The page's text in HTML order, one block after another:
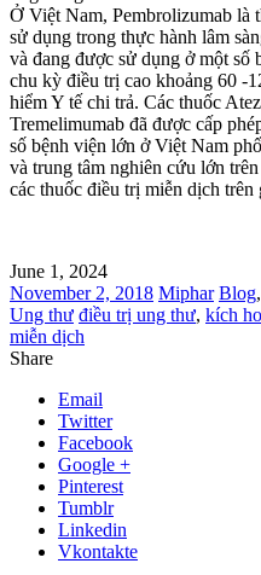
Ở Việt Nam, Pembrolizumab là
sử dụng trong thực hành lâm
và đang được sử dụng ở một
chu kỳ điều trị cao khoảng 60 -
hiểm Y tế chi trả. Các thuốc
Tremelimumab đã được cấp
số bệnh viện lớn ở Việt Nam
và trung tâm nghiên cứu lớn
các thuốc điều trị miễn dịch trên
June 1, 2024
November 2, 2018 Miphar Blog,
Ung thư điều trị ung thư, kích
miễn dịch
Share
Email
Twitter
Facebook
Google +
Pinterest
Tumblr
Linkedin
Vkontakte